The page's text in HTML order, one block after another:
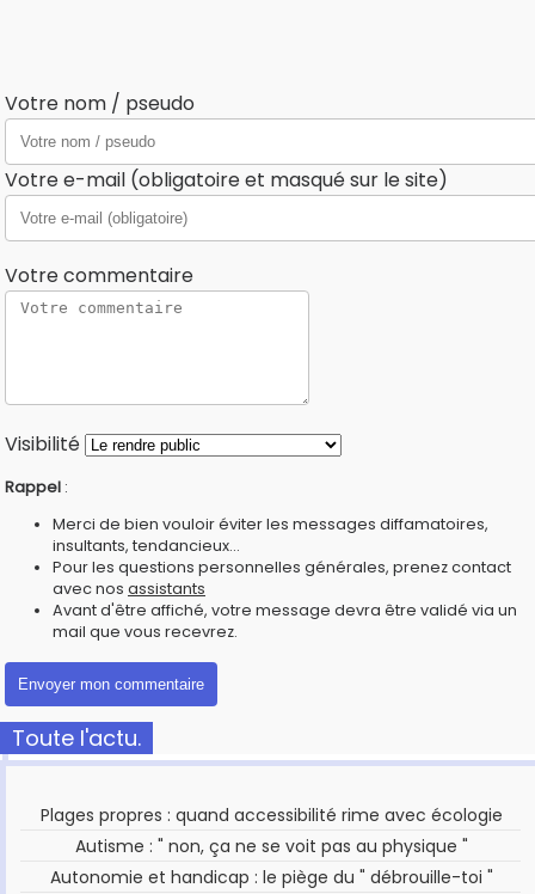
Votre nom / pseudo
Votre e-mail (obligatoire et masqué sur le site)
Votre commentaire
Visibilité
Rappel :
Merci de bien vouloir éviter les messages diffamatoires,
insultants, tendancieux...
Pour les questions personnelles générales, prenez contact
avec nos assistants
Avant d'être affiché, votre message devra être validé via un
mail que vous recevrez.
Toute l'actu.
Plages propres : quand accessibilité rime avec écologie
Autisme : " non, ça ne se voit pas au physique "
Autonomie et handicap : le piège du " débrouille-toi "